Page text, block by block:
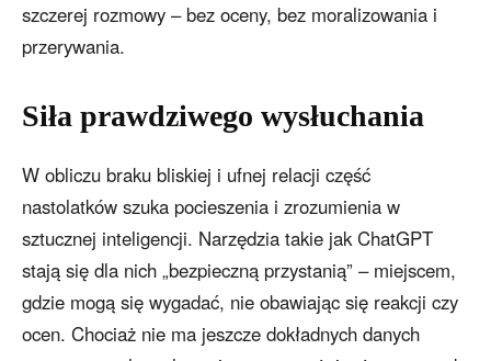
szczerej rozmowy – bez oceny, bez moralizowania i
przerywania.
Siła prawdziwego wysłuchania
W obliczu braku bliskiej i ufnej relacji część
nastolatków szuka pocieszenia i zrozumienia w
sztucznej inteligencji. Narzędzia takie jak ChatGPT
stają się dla nich „bezpieczną przystanią” – miejscem,
gdzie mogą się wygadać, nie obawiając się reakcji czy
ocen. Chociaż nie ma jeszcze dokładnych danych